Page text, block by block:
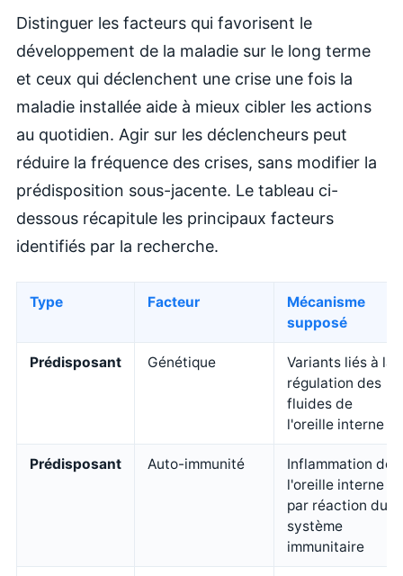
Distinguer les facteurs qui favorisent le
développement de la maladie sur le long terme
et ceux qui déclenchent une crise une fois la
maladie installée aide à mieux cibler les actions
au quotidien. Agir sur les déclencheurs peut
réduire la fréquence des crises, sans modifier la
prédisposition sous-jacente. Le tableau ci-
dessous récapitule les principaux facteurs
identifiés par la recherche.
Type Facteur
Mécanisme
supposé
Prédisposant Génétique
Variants liés à la
régulation des
fluides de
l'oreille interne
Prédisposant Auto-immunité
Inflammation de
l'oreille interne
par réaction du
système
immunitaire